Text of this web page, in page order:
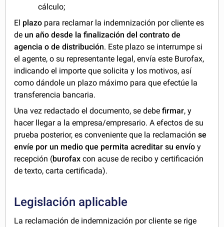
cálculo;
El plazo para reclamar la indemnización por cliente es
de un año desde la finalización del contrato de
agencia o de distribución. Este plazo se interrumpe si
el agente, o su representante legal, envía este Burofax,
indicando el importe que solicita y los motivos, así
como dándole un plazo máximo para que efectúe la
transferencia bancaria.
Una vez redactado el documento, se debefirmar, y
hacer llegar a la empresa/empresario. A efectos de su
prueba posterior, es conveniente que la reclamaciónse
envíe por un medio que permita acreditar su envío y
recepción (burofax con acuse de recibo y certificación
de texto, carta certificada).
Legislación aplicable
La reclamación de indemnización por cliente se rige